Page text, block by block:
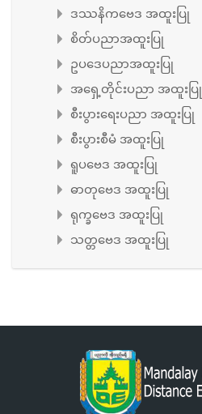
ဒဿနိကဗေဒ အထူးပြု
စိတ်ပညာအထူးပြု
ဥပဒေပညာအထူးပြု
အရှေ့တိုင်းပညာ အထူးပြု
စီးပွားရေးပညာ အထူးပြု
စီးပွားစီမံ အထူးပြု
ရူပဗေဒ အထူးပြု
ဓာတုဗေဒ အထူးပြု
ရုက္ခဗေဒ အထူးပြု
သတ္တဗေဒ အထူးပြု